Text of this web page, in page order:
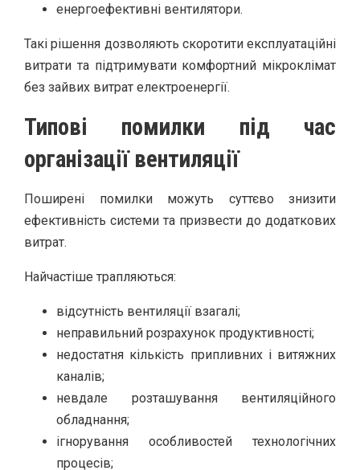
енергоефективні вентилятори.
Такі рішення дозволяють скоротити експлуатаційні
витрати та підтримувати комфортний мікроклімат
без зайвих витрат електроенергії.
Типові помилки під час
організації вентиляції
Поширені помилки можуть суттєво знизити
ефективність системи та призвести до додаткових
витрат.
Найчастіше трапляються:
відсутність вентиляції взагалі;
неправильний розрахунок продуктивності;
недостатня кількість припливних і витяжних
каналів;
невдале розташування вентиляційного
обладнання;
ігнорування особливостей технологічних
процесів;